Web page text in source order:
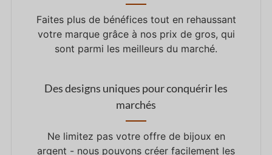
Faites plus de bénéfices tout en rehaussant
votre marque grâce à nos prix de gros, qui
sont parmi les meilleurs du marché.
Des designs uniques pour conquérir les
marchés
Ne limitez pas votre offre de bijoux en
argent - nous pouvons créer facilement les